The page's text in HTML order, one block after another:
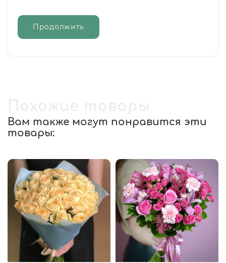
Продолжить
Вам также могут понравится эти
товары: